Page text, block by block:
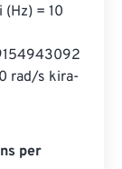
= 10
rad/s kira-
per